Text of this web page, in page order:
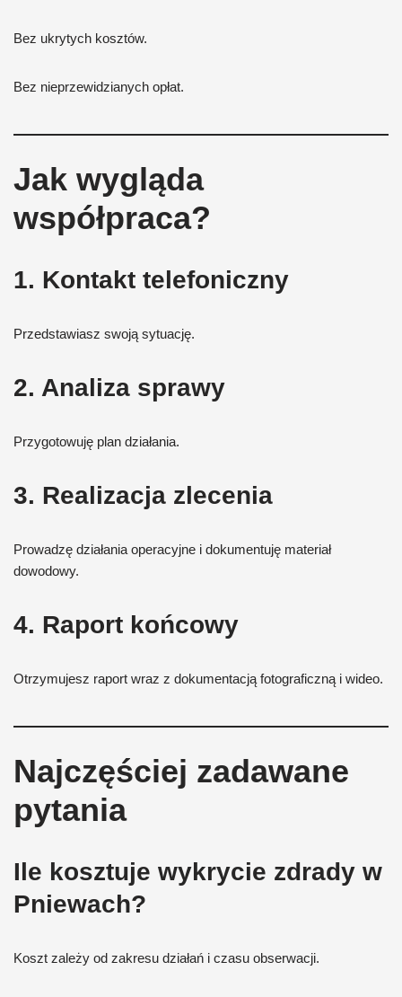
Bez ukrytych kosztów.
Bez nieprzewidzianych opłat.
Jak wygląda
współpraca?
1. Kontakt telefoniczny
Przedstawiasz swoją sytuację.
2. Analiza sprawy
Przygotowuję plan działania.
3. Realizacja zlecenia
Prowadzę działania operacyjne i dokumentuję materiał
dowodowy.
4. Raport końcowy
Otrzymujesz raport wraz z dokumentacją fotograficzną i wideo.
Najczęściej zadawane
pytania
Ile kosztuje wykrycie zdrady w
Pniewach?
Koszt zależy od zakresu działań i czasu obserwacji.